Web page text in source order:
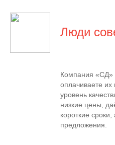
Люди
Компания «СД»
оплачиваете их
уровень
низкие цены,
короткие
предложения.